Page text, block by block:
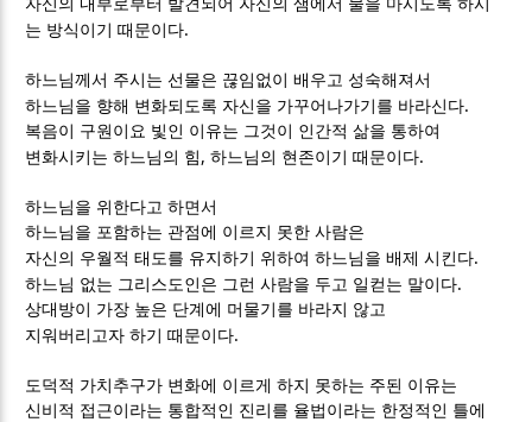
자신의 내부로부터 발견되어 자신의 샘에서 물을 마시도록 하시
는 방식이기 때문이다.
하느님께서 주시는 선물은 끊임없이 배우고 성숙해져서
하느님을 향해 변화되도록 자신을 가꾸어나가기를 바라신다.
복음이 구원이요 빛인 이유는 그것이 인간적 삶을 통하여
변화시키는 하느님의 힘 ,하느님의 현존이기 때문이다.
하느님을 위한다고 하면서
하느님을 포함하는 관점에 이르지 못한 사람은
자신의 우월적 태도를 유지하기 위하여 하느님을 배제 시킨다.
하느님 없는 그리스도인은 그런 사람을 두고 일컫는 말이다.
상대방이 가장 높은 단계에 머물기를 바라지 않고
지워버리고자 하기 때문이다.
도덕적 가치추구가 변화에 이르게 하지 못하는 주된 이유는
신비적 접근이라는 통합적인 진리를 율법이라는 한정적인 틀에